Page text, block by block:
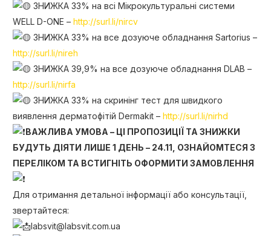
ЗНИЖКА 33% на всі Мікрокультуральні системи
WELL D-ONE – http://surl.li/nircv
ЗНИЖКА 33% на все дозуюче обладнання Sartorius –
http://surl.li/nireh
ЗНИЖКА 39,9% на все дозуюче обладнання DLAB –
http://surl.li/nirfa
ЗНИЖКА 33% на скринінг тест для швидкого
виявлення дерматофітій Dermakit – http://surl.li/nirhd
ВАЖЛИВА УМОВА – ЦІ ПРОПОЗИЦІЇ ТА ЗНИЖКИ
БУДУТЬ ДІЯТИ ЛИШЕ 1 ДЕНЬ – 24.11, ОЗНАЙОМТЕСЯ З
ПЕРЕЛІКОМ ТА ВСТИГНІТЬ ОФОРМИТИ ЗАМОВЛЕННЯ
Для отримання детальної інформації або консультації,
звертайтеся:
labsvit@labsvit.com.ua